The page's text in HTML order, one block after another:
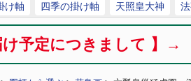
け軸 四季の掛け軸 天照皇大神
け予定につきまして 】→